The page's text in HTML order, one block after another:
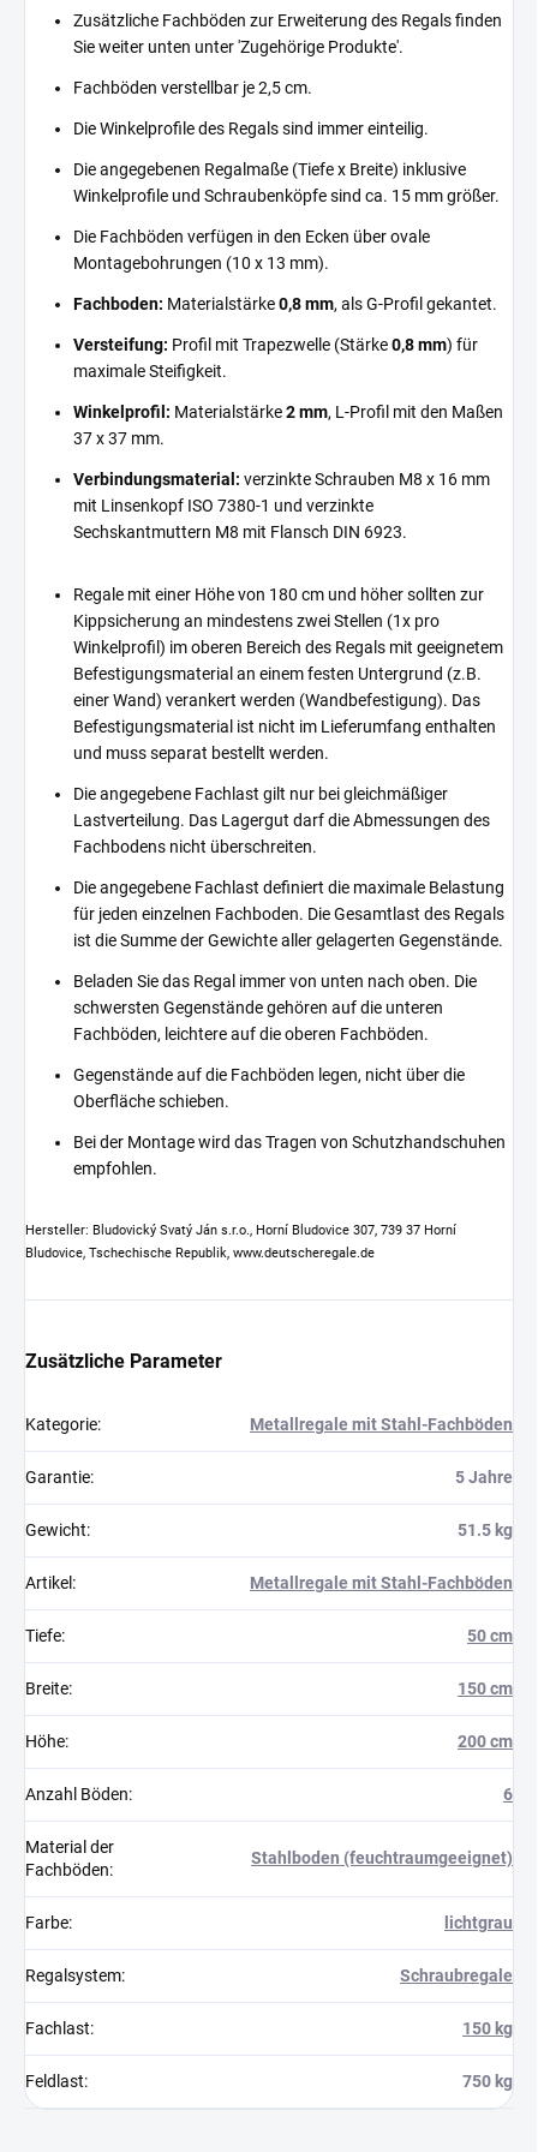
Zusätzliche Fachböden zur Erweiterung des Regals finden
Sie weiter unten unter 'Zugehörige Produkte'.
Fachböden verstellbar je 2,5 cm.
Die Winkelprofile des Regals sind immer einteilig.
Die angegebenen Regalmaße (Tiefe x Breite) inklusive
Winkelprofile und Schraubenköpfe sind ca. 15 mm größer.
Die Fachböden verfügen in den Ecken über ovale
Montagebohrungen (10 x 13 mm).
Fachboden: Materialstärke0,8 mm, als G-Profil gekantet.
Versteifung: Profil mit Trapezwelle (Stärke0,8 mm) für
maximale Steifigkeit.
Winkelprofil: Materialstärke2 mm, L-Profil mit den Maßen
37 x 37 mm.
Verbindungsmaterial: verzinkte Schrauben M8 x 16 mm
mit Linsenkopf ISO 7380-1 und verzinkte
Sechskantmuttern M8 mit Flansch DIN 6923.
Regale mit einer Höhe von 180 cm und höher sollten zur
Kippsicherung an mindestens zwei Stellen (1x pro
Winkelprofil) im oberen Bereich des Regals mit geeignetem
Befestigungsmaterial an einem festen Untergrund (z.B.
einer Wand) verankert werden (Wandbefestigung). Das
Befestigungsmaterial ist nicht im Lieferumfang enthalten
und muss separat bestellt werden.
Die angegebene Fachlast gilt nur bei gleichmäßiger
Lastverteilung. Das Lagergut darf die Abmessungen des
Fachbodens nicht überschreiten.
Die angegebene Fachlast definiert die maximale Belastung
für jeden einzelnen Fachboden. Die Gesamtlast des Regals
ist die Summe der Gewichte aller gelagerten Gegenstände.
Beladen Sie das Regal immer von unten nach oben. Die
schwersten Gegenstände gehören auf die unteren
Fachböden, leichtere auf die oberen Fachböden.
Gegenstände auf die Fachböden legen, nicht über die
Oberfläche schieben.
Bei der Montage wird das Tragen von Schutzhandschuhen
empfohlen.
Hersteller: Bludovický Svatý Ján s.r.o., Horní Bludovice 307, 739 37 Horní
Bludovice, Tschechische Republik, www.deutscheregale.de
Zusätzliche Parameter
Kategorie: Metallregale mit Stahl-Fachböden
Garantie: 5 Jahre
Gewicht: 51.5 kg
Artikel : Metallregale mit Stahl-Fachböden
Tiefe: 50 cm
Breite: 150 cm
Höhe: 200 cm
Anzahl Böden: 6
Material der
Fachböden:
Stahlboden (feuchtraumgeeignet)
Farbe: lichtgrau
Regalsystem: Schraubregale
Fachlast: 150 kg
Feldlast: 750 kg